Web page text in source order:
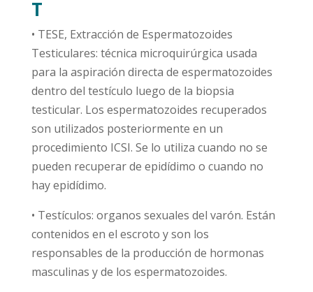
T
• TESE, Extracción de Espermatozoides
Testiculares: técnica microquirúrgica usada
para la aspiración directa de espermatozoides
dentro del testículo luego de la biopsia
testicular. Los espermatozoides recuperados
son utilizados posteriormente en un
procedimiento ICSI. Se lo utiliza cuando no se
pueden recuperar de epidídimo o cuando no
hay epidídimo.
• Testículos: organos sexuales del varón. Están
contenidos en el escroto y son los
responsables de la producción de hormonas
masculinas y de los espermatozoides.